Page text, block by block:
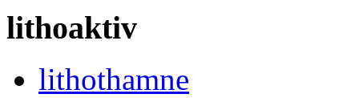
lithoaktiv
lithothamne